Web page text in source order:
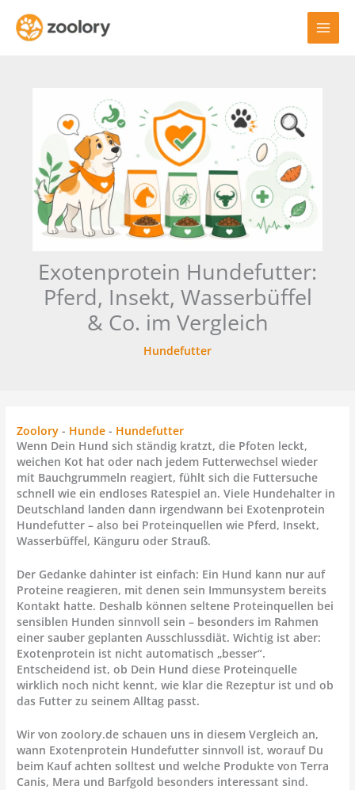
Inhalt
springen
Exotenprotein Hundefutter:
Pferd, Insekt, Wasserbüffel
& Co. im Vergleich
Hundefutter
Zoolory - Hunde - Hundefutter
Wenn Dein Hund sich ständig kratzt, die Pfoten leckt,
weichen Kot hat oder nach jedem Futterwechsel wieder
mit Bauchgrummeln reagiert, fühlt sich die Futtersuche
schnell wie ein endloses Ratespiel an. Viele Hundehalter in
Deutschland landen dann irgendwann bei Exotenprotein
Hundefutter – also bei Proteinquellen wie Pferd, Insekt,
Wasserbüffel, Känguru oder Strauß.
Der Gedanke dahinter ist einfach: Ein Hund kann nur auf
Proteine reagieren, mit denen sein Immunsystem bereits
Kontakt hatte. Deshalb können seltene Proteinquellen bei
sensiblen Hunden sinnvoll sein – besonders im Rahmen
einer sauber geplanten Ausschlussdiät. Wichtig ist aber:
Exotenprotein ist nicht automatisch „besser“.
Entscheidend ist, ob Dein Hund diese Proteinquelle
wirklich noch nicht kennt, wie klar die Rezeptur ist und ob
das Futter zu seinem Alltag passt.
Wir von zoolory.de schauen uns in diesem Vergleich an,
wann Exotenprotein Hundefutter sinnvoll ist, worauf Du
beim Kauf achten solltest und welche Produkte von Terra
Canis, Mera und Barfgold besonders interessant sind.